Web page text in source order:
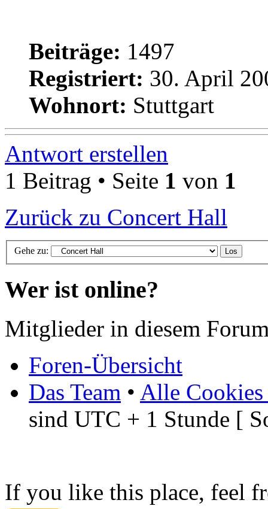
Beiträge: 1497
Registriert: 30. April
Wohnort: Stuttgart
Antwort erstellen
1 Beitrag • Seite 1 von 1
Zurück zu Concert Hall
Gehe zu:
Wer ist online?
Mitglieder in diesem
Foren-Übersicht
Das Team • Alle Cookies
sind UTC + 1 Stunde [
If you like this place, feel